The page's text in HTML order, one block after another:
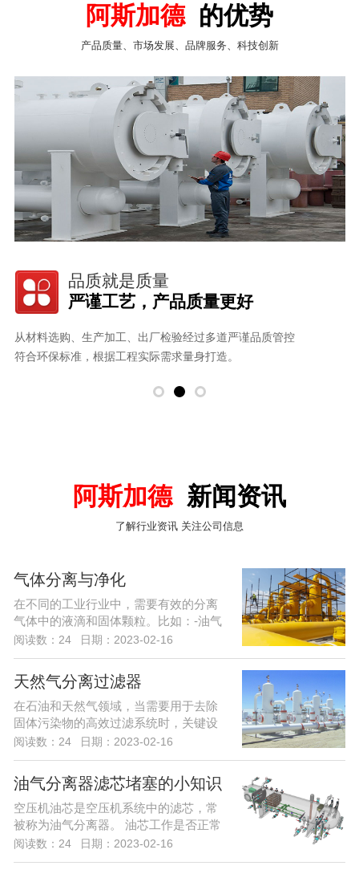
阿斯加德 的优势
产品质量、市场发展、品牌服务、科技创新
品质就是质量
严谨工艺，产品质量更好
从材料选购、生产加工、出厂检验经过多道严谨品质管控
符合环保标准，根据工程实际需求量身打造。
阿斯加德 新闻资讯
了解行业资讯 关注公司信息
气体分离与净化
在不同的工业行业中，需要有效的分离
气体中的液滴和固体颗粒。比如：-油气
分离计量；...
阅读数：24 日期：2023-02-16
天然气分离过滤器
在石油和天然气领域，当需要用于去除
固体污染物的高效过滤系统时，关键设
备中将使用干...
阅读数：24 日期：2023-02-16
油气分离器滤芯堵塞的小知识
空压机油芯是空压机系统中的滤芯，常
被称为油气分离器。 油芯工作是否正常
影响空压机...
阅读数：24 日期：2023-02-16